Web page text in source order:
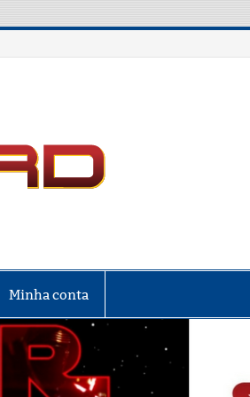
Minha conta